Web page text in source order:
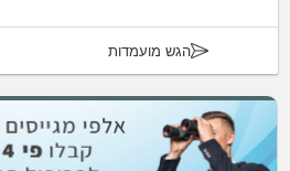
הגש מועמדות